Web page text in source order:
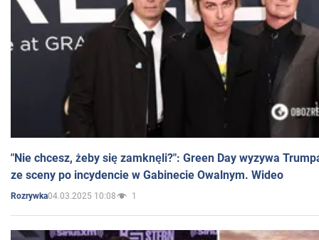
"Nie chcesz, żeby się zamknęli?": Green Day wyzywa
ze sceny po incydencie w Gabinecie Owalnym. Wideo
Rozrywka04.03.2025 10:08 1